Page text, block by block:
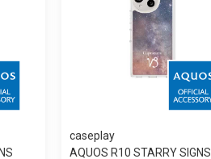
caseplay
AQUOS R10 STARRY SIGNS